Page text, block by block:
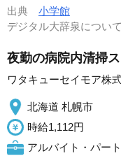
出典 小学館
デジタル大辞泉につ
夜勤の病院内清掃
ワタキューセイモア株
北海道 札幌市
時給1,112円
アルバイト・パート